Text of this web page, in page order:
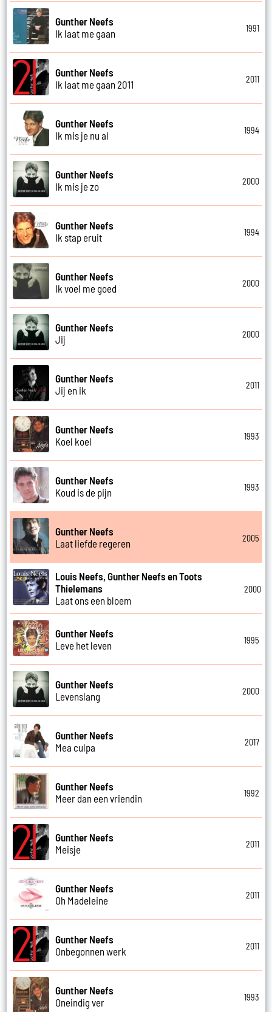
Gunther Neefs
Ik laat me gaan
1991
Gunther Neefs
Ik laat me gaan 2011
2011
Gunther Neefs
Ik mis je nu al
1994
Gunther Neefs
Ik mis je zo
2000
Gunther Neefs
Ik stap eruit
1994
Gunther Neefs
Ik voel me goed
2000
Gunther Neefs
Jij
2000
Gunther Neefs
Jij en ik
2011
Gunther Neefs
Koel koel
1993
Gunther Neefs
Koud is de pijn
1993
Gunther Neefs
Laat liefde regeren
2005
Louis Neefs, Gunther Neefs en Toots
Thielemans
Laat ons een bloem
2000
Gunther Neefs
Leve het leven
1995
Gunther Neefs
Levenslang
2000
Gunther Neefs
Mea culpa
2017
Gunther Neefs
Meer dan een vriendin
1992
Gunther Neefs
Meisje
2011
Gunther Neefs
Oh Madeleine
2011
Gunther Neefs
Onbegonnen werk
2011
Gunther Neefs
Oneindig ver
1993